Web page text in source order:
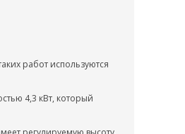
работ используются
4,3 кВт, который